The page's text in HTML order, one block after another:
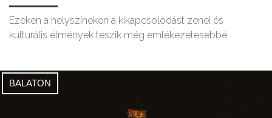
Ezeken a helyszíneken a kikapcsolódást zenei és
kulturális élmények teszik még emlékezetesebbé.
BALATON